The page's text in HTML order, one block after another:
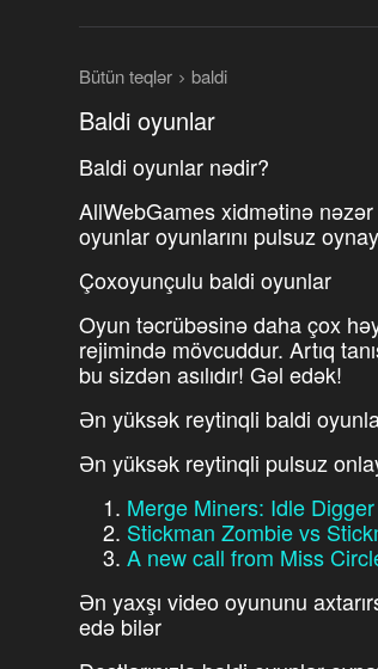
Bütün teqlər baldi
Baldi oyunlar
Baldi oyunlar nədir?
AllWebGames xidmətinə
oyunlar oyunlarını pulsuz
Çoxoyunçulu baldi oyunlar
Oyun təcrübəsinə daha çox
rejimində mövcuddur. Artıq
bu sizdən asılıdır! Gəl edək!
Ən yüksək reytinqli baldi
Ən yüksək reytinqli pulsuz
Merge Miners: Idle Digger
Stickman Zombie vs
A new call from Miss
Ən yaxşı video oyununu
edə bilər